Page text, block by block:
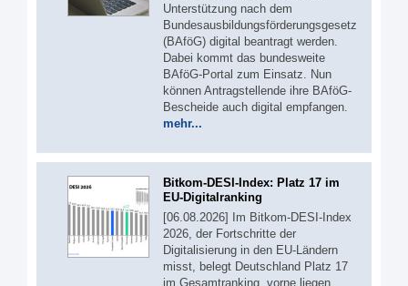
Unterstützung nach dem
Bundesausbildungsförderungsgesetz
(BAföG) digital beantragt werden.
Dabei kommt das bundesweite
BAföG-Portal zum Einsatz. Nun
können Antragstellende ihre BAföG-
Bescheide auch digital empfangen.
mehr...
Bitkom-DESI-Index: Platz 17 im
EU-Digitalranking
[06.08.2026] Im Bitkom-DESI-Index
2026, der Fortschritte der
Digitalisierung in den EU-Ländern
misst, belegt Deutschland Platz 17
im Gesamtranking, vorne liegen